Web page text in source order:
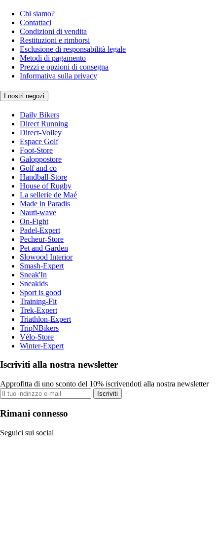
Chi siamo?
Contattaci
Condizioni di vendita
Restituzioni e rimborsi
Esclusione di responsabilità legale
Metodi di pagamento
Prezzi e opzioni di consegna
Informativa sulla privacy
I nostri negozi
Daily Bikers
Direct Running
Direct-Volley
Espace Golf
Foot-Store
Galoppostore
Golf and co
Handball-Store
House of Rugby
La sellerie de Maé
Made in Paradis
Nauti-wave
On-Fight
Padel-Expert
Pecheur-Store
Pet and Garden
Slowood Interior
Smash-Expert
Sneak'In
Sneakids
Sport is good
Training-Fit
Trek-Expert
Triathlon-Expert
TripNBikers
Vélo-Store
Winter-Expert
Iscriviti alla nostra newsletter
Approfitta di uno sconto del 10% iscrivendoti alla nostra newsletter
Iscriviti
Rimani connesso
Seguici sui social